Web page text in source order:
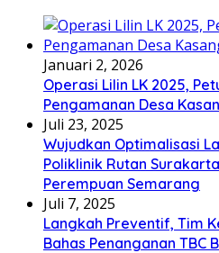
Januari 2, 2026
Operasi Lilin LK 2025,
Pengamanan Desa
Juli 23, 2025
Wujudkan Optimalisasi
Poliklinik Rutan
Perempuan Semarang
Juli 7, 2025
Langkah Preventif, Tim
Bahas Penanganan TBC